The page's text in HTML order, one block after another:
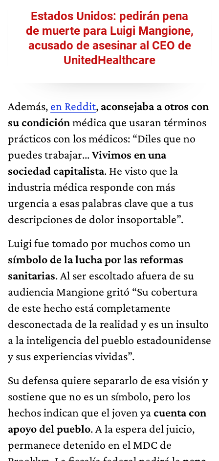
Estados Unidos: pedirán pena
de muerte para Luigi Mangione,
acusado de asesinar al CEO de
UnitedHealthcare
Además, en Reddit, aconsejaba a otros con
su condiciónmédica que usaran términos
prácticos con los médicos: “Diles que no
puedes trabajar...Vivimos en una
sociedad capitalista. He visto que la
industria médica responde con más
urgencia a esas palabras clave que a tus
descripciones de dolor insoportable”.
Luigi fue tomado por muchos como un
símbolo de la lucha por las reformas
sanitarias. Al ser escoltado afuera de su
audiencia Mangione gritó “Su cobertura
de este hecho está completamente
desconectada de la realidad y es un insulto
a la inteligencia del pueblo estadounidense
y sus experiencias vividas”.
Su defensa quiere separarlo de esa visión y
sostiene que no es un símbolo, pero los
hechos indican que el joven yacuenta con
apoyo del pueblo. A la espera del juicio,
permanece detenido en el MDC de